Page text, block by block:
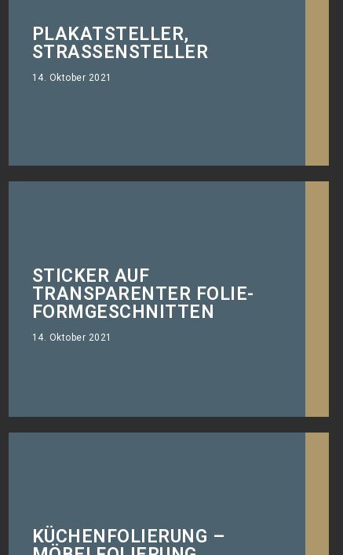
PLAKATSTELLER,
STRASSENSTELLER
14. Oktober 2021
Strassensteller der auch bei Regen
lesbar bleibt.
STICKER AUF
TRANSPARENTER FOLIE-
FORMGESCHNITTEN
14. Oktober 2021
Fahrzeugaufkleber für die Offroad
Freaks.
KÜCHENFOLIERUNG –
Wähle aus 470 Farben und